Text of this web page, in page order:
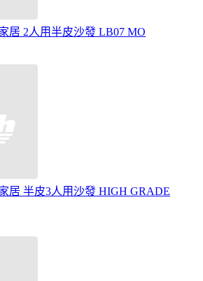
居 2人用半皮沙發 LB07 MO
居 半皮3人用沙發 HIGH GRADE